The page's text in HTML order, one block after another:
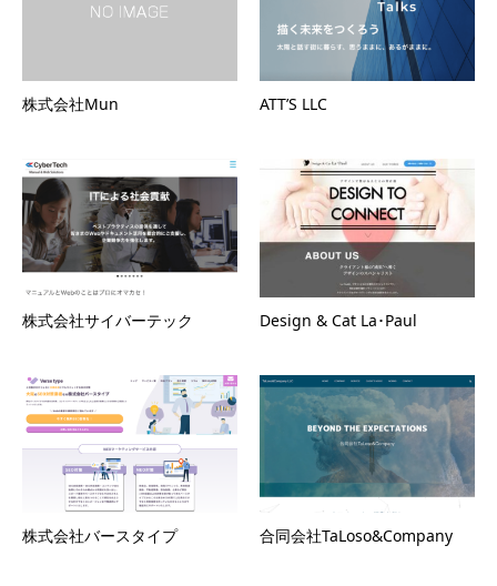
株式会社Mun ATT’S LLC
株式会社サイバーテック Design & Cat La･Paul
株式会社バースタイプ 合同会社TaLoso&Company